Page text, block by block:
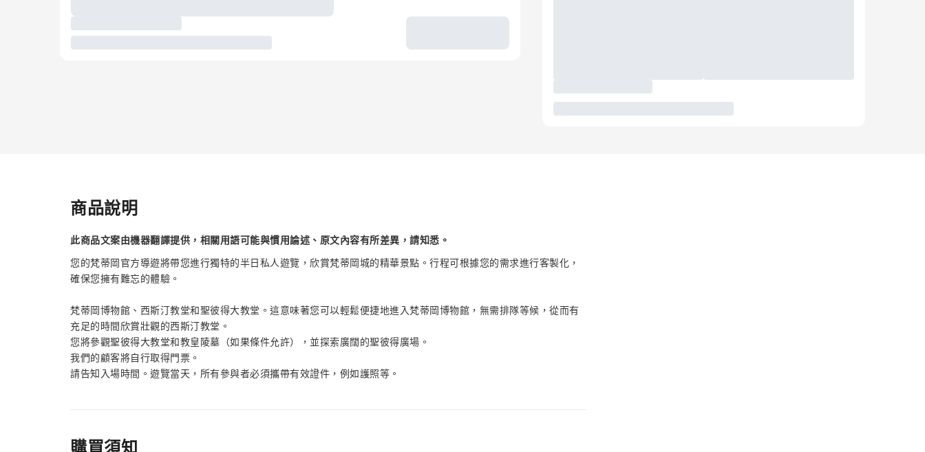
商品說明
此商品文案由機器翻譯提供，相關用語可能與慣用論述、原文內容有所差異，請知悉。
您的梵蒂岡官方導遊將帶您進行獨特的半日私人遊覽，欣賞梵蒂岡城的精華景點。行程可根據您的需求進行客製化，
確保您擁有難忘的體驗。
梵蒂岡博物館、西斯汀教堂和聖彼得大教堂。這意味著您可以輕鬆便捷地進入梵蒂岡博物館，無需排隊等候，從而有
充足的時間欣賞壯觀的西斯汀教堂。
您將參觀聖彼得大教堂和教皇陵墓（如果條件允許），並探索廣闊的聖彼得廣場。
我們的顧客將自行取得門票。
請告知入場時間。遊覽當天，所有參與者必須攜帶有效證件，例如護照等。
購買須知